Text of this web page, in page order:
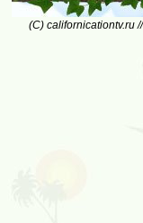
(C) californicationtv.ru